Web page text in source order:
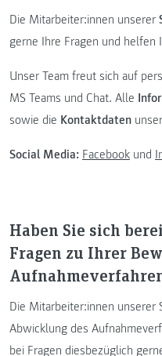
Die Mitarbeiter:innen unserer
gerne Ihre Fragen und helfen
Unser Team freut sich auf
MS Teams und Chat. Alle
sowie die Kontaktdaten
Social Media: Facebook und
Haben Sie sich
Fragen zu Ihrer
Die Mitarbeiter:innen unserer
Abwicklung des
bei Fragen diesbezüglich